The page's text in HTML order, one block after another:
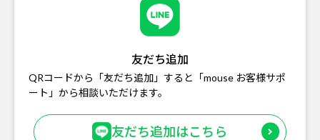
友だち追加
QRコードから「友だち追加」すると「mouse お客様サポ
ート」から相談いただけます。
友だち追加はこちら